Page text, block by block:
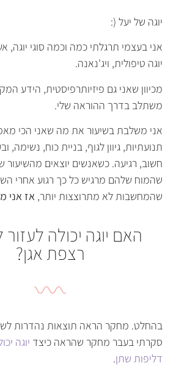
יוגה של יעל (:
אני בעצמי תרגלתי כמה וכמה סוגי יוגה,
יוגה טיפולית, ויג'נאנה.
מכיוון שאני גם פיזיותרפיסטית, הידע
משתלב בדרך ההוראה שלי.
אני משלבת בשיעור את מה שאני הכי
תנועתיות, גיוון לגוף, בניית כוח, נשימה,
חשוב, רגיעה. כשאנשים יוצאים מהשיעור
שהמוח שלהם מרגיש כל כך רגוע אחרי
שהמחשבות לא מתרוצצות יותר, אז אני
האם יוגה יכולה לעזור
רצפת אגן?
בהחלט. מחקר הראה תוצאות נהדרות
סקרתי בעבר מחקר שהראה כיצד יוגה
דליפות שתן.